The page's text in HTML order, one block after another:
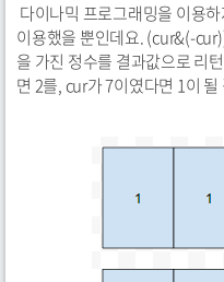
다이나믹 프로그래밍을 이용
이용했을 뿐인데요. (cur&(-
을 가진 정수를 결과값으로 리
면 2를, cur가 7이였다면 1이 될